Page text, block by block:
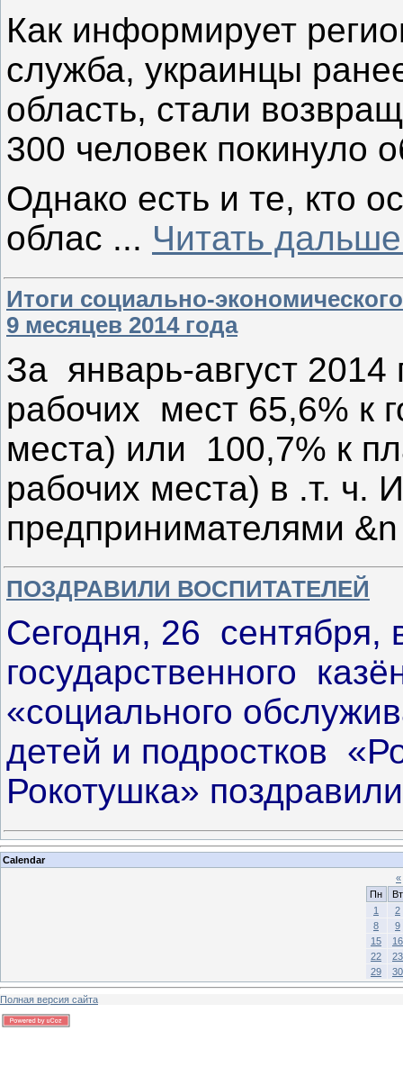
Как информирует
служба, украинцы
область, стали
300 человек покинуло
Однако есть и те, кто
облас ... Читать
Итоги социально-
9 месяцев 2014 года
За январь-август
рабочих мест 65,6% к
места) или 100,7% к
рабочих места) в .т. ч.
предпринимателями
ПОЗДРАВИЛИ ВОСПИТАТЕЛЕЙ
Сегодня, 26 сентября,
государственного
«социального
детей и подростков
Рокотушка»
Calendar
«
Пн
Вт
1
2
8
9
15
16
22
23
29
30
Полная версия сайта